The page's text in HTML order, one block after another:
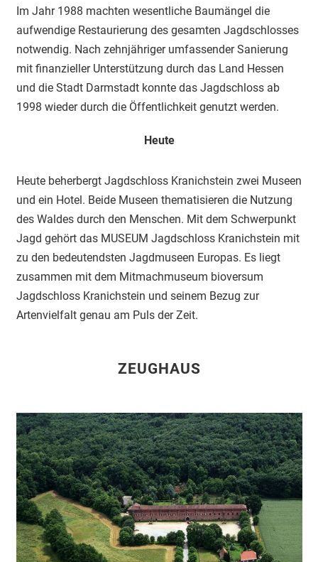
Im Jahr 1988 machten wesentliche Baumängel die
aufwendige Restaurierung des gesamten Jagdschlosses
notwendig. Nach zehnjähriger umfassender Sanierung
mit finanzieller Unterstützung durch das Land Hessen
und die Stadt Darmstadt konnte das Jagdschloss ab
1998 wieder durch die Öffentlichkeit genutzt werden.
Heute
Heute beherbergt Jagdschloss Kranichstein zwei Museen
und ein Hotel. Beide Museen thematisieren die Nutzung
des Waldes durch den Menschen. Mit dem Schwerpunkt
Jagd gehört das MUSEUM Jagdschloss Kranichstein mit
zu den bedeutendsten Jagdmuseen Europas. Es liegt
zusammen mit dem Mitmachmuseum bioversum
Jagdschloss Kranichstein und seinem Bezug zur
Artenvielfalt genau am Puls der Zeit.
ZEUGHAUS